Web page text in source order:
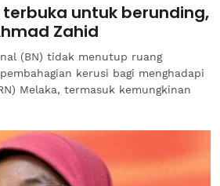
terbuka untuk berunding,
Zahid
(BN) tidak menutup ruang
kerusi bagi menghadapi
Melaka, termasuk kemungkinan